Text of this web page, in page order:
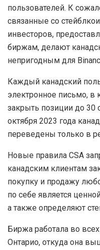
пользователей. К
связанные со
инвесторов,
биржам, делают
непригодным для
Каждый канадский
электронное письмо, в
закрыть позиции до 30
октября 2023 года
переведены только в
Новые правила CSA
канадским клиентам
покупку и продажу
по себе является
а также определяют
Биржа работала во
Онтарио, откуда она